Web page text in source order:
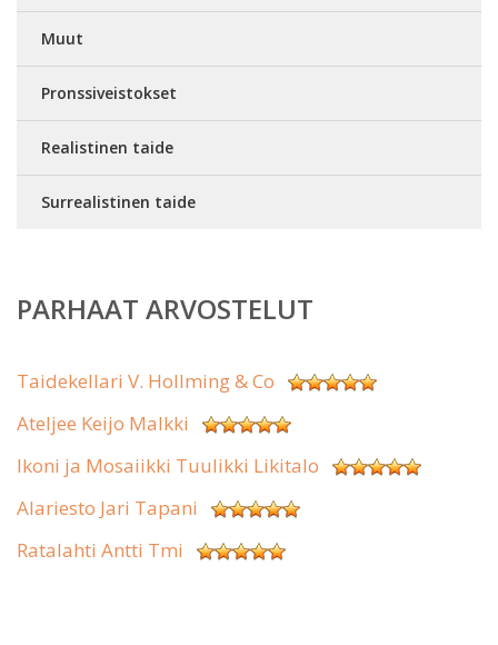
Muut
Pronssiveistokset
Realistinen taide
Surrealistinen taide
PARHAAT ARVOSTELUT
Taidekellari V. Hollming & Co
Ateljee Keijo Malkki
Ikoni ja Mosaiikki Tuulikki Likitalo
Alariesto Jari Tapani
Ratalahti Antti Tmi